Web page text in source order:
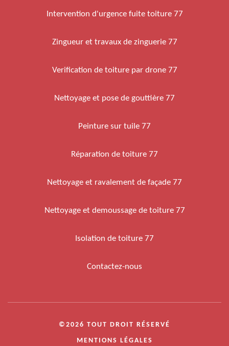
Intervention d'urgence fuite toiture 77
Zingueur et travaux de zinguerie 77
Verification de toiture par drone 77
Nettoyage et pose de gouttière 77
Peinture sur tuile 77
Réparation de toiture 77
Nettoyage et ravalement de façade 77
Nettoyage et demoussage de toiture 77
Isolation de toiture 77
Contactez-nous
©2026 TOUT DROIT RÉSERVÉ
MENTIONS LÉGALES